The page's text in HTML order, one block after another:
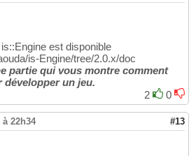
est disponible
is-Engine/tree/2.0.x/doc
partie qui vous montre comment
un jeu.
2
0
à 22h34 #13